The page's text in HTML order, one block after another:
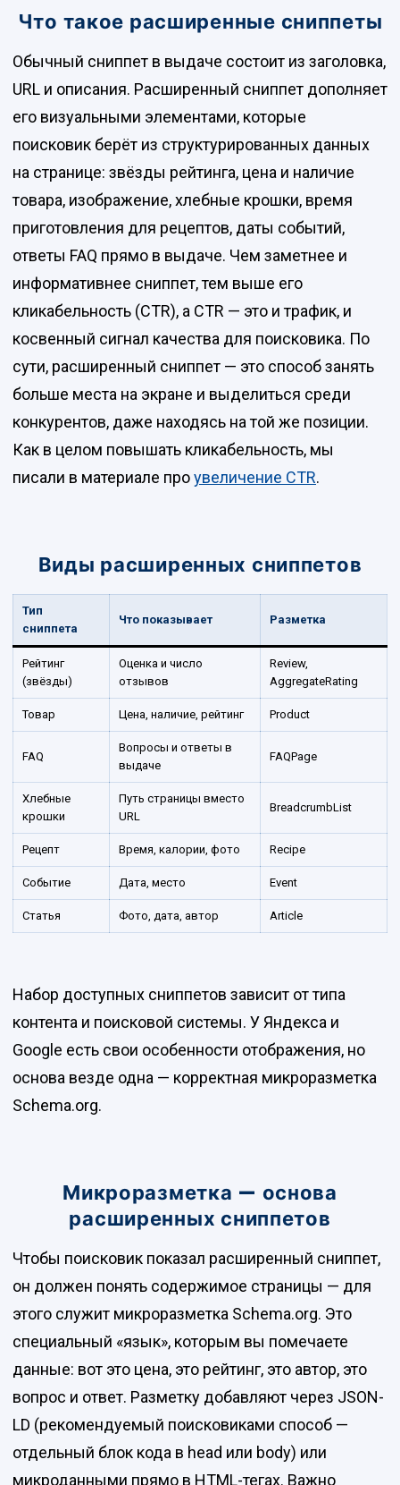
Что такое расширенные сниппеты
Обычный сниппет в выдаче состоит из заголовка,
URL и описания. Расширенный сниппет дополняет
его визуальными элементами, которые
поисковик берёт из структурированных данных
на странице: звёзды рейтинга, цена и наличие
товара, изображение, хлебные крошки, время
приготовления для рецептов, даты событий,
ответы FAQ прямо в выдаче. Чем заметнее и
информативнее сниппет, тем выше его
кликабельность (CTR), а CTR — это и трафик, и
косвенный сигнал качества для поисковика. По
сути, расширенный сниппет — это способ занять
больше места на экране и выделиться среди
конкурентов, даже находясь на той же позиции.
Как в целом повышать кликабельность, мы
писали в материале проувеличение CTR.
Виды расширенных сниппетов
Тип
сниппета
Что показывает Разметка
Рейтинг
(звёзды)
Оценка и число
отзывов
Review,
AggregateRating
Товар Цена, наличие, рейтинг Product
FAQ
Вопросы и ответы в
выдаче
FAQPage
Хлебные
крошки
Путь страницы вместо
URL
BreadcrumbList
Рецепт Время, калории, фото Recipe
Событие Дата, место Event
Статья Фото, дата, автор Article
Набор доступных сниппетов зависит от типа
контента и поисковой системы. У Яндекса и
Google есть свои особенности отображения, но
основа везде одна — корректная микроразметка
Schema.org.
Микроразметка — основа
расширенных сниппетов
Чтобы поисковик показал расширенный сниппет,
он должен понять содержимое страницы — для
этого служит микроразметка Schema.org. Это
специальный «язык», которым вы помечаете
данные: вот это цена, это рейтинг, это автор, это
вопрос и ответ. Разметку добавляют через JSON-
LD (рекомендуемый поисковиками способ —
отдельный блок кода в head или body) или
микроданными прямо в HTML-тегах. Важно